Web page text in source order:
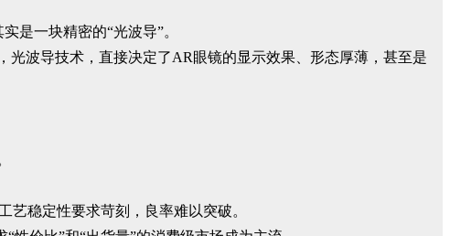
是一块精密的“光波导”。
波导技术，直接决定了AR眼镜的显示效果、形态厚薄，甚至是
稳定性要求苛刻，良率难以突破。